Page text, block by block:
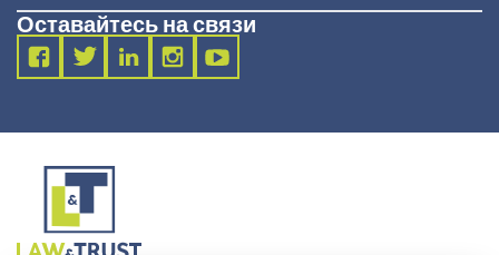
Оставайтесь на связи